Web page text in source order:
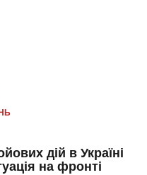
дій в Україні
на фронті